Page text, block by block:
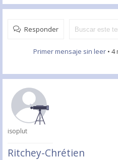
Responder
Primer mensaje sin leer• 4
isoplut
Ritchey-Chrétien